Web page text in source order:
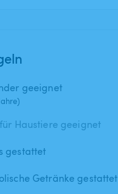
geeignet
Haustiere geeignet
gestattet
Getränke gestattet